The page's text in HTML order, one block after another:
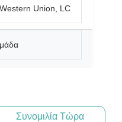
Union, LC
Συνομιλία Τώρα